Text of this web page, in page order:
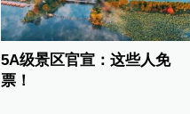
5A级景区官宣：这些人免
票！